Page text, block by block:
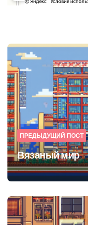
Post
navigation
ПРЕДЫДУЩИЙ ПОСТ
Вязаный мир